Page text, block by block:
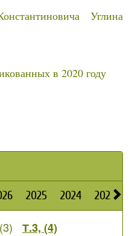
Углина
в 2020 году
2025 2024 2023
Т.3, (4)